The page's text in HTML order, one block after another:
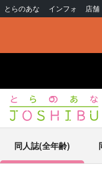
とらのあな インフォ 店舗
同人誌(全年齢)